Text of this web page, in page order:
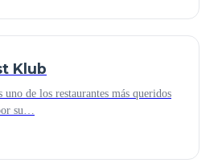
Klub
de los restaurantes más queridos
su…